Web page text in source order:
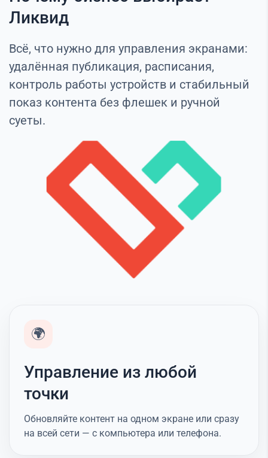
Ликвид
Всё, что нужно для управления экранами:
удалённая публикация, расписания,
контроль работы устройств и стабильный
показ контента без флешек и ручной
суеты.
🌍
Управление из любой
точки
Обновляйте контент на одном экране или сразу
на всей сети — с компьютера или телефона.